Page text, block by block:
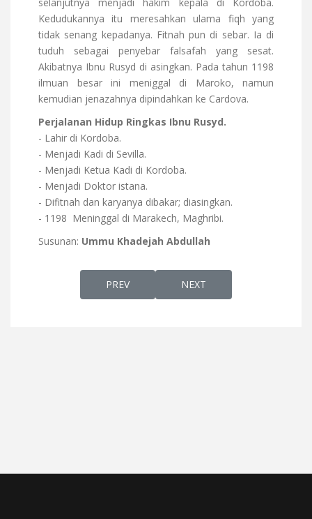
Kedudukannya itu meresahkan ulama fiqh yang
tidak senang kepadanya. Fitnah pun di sebar. Ia di
tuduh sebagai penyebar falsafah yang sesat.
Akibatnya Ibnu Rusyd di asingkan. Pada tahun 1198
ilmuan besar ini meniggal di Maroko, namun
kemudian jenazahnya dipindahkan ke Cardova.
Perjalanan Hidup Ringkas Ibnu Rusyd.
- Lahir di Kordoba.
- Menjadi Kadi di Sevilla.
- Menjadi Ketua Kadi di Kordoba.
- Menjadi Doktor istana.
- Difitnah dan karyanya dibakar; diasingkan.
- 1198 Meninggal di Marakech, Maghribi.
Susunan: Ummu Khadejah Abdullah
PREVIOUS ARTICLE: SEJARAH PERANG SALIB
PREV NEXT ARTICLE: KARYA
NEXT